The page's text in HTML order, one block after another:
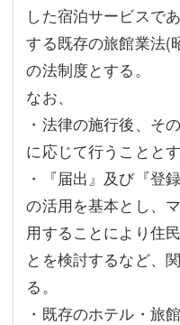
した宿泊サービスで
する既存の旅館業法(
の法制度とする。
なお、
・法律の施行後、そ
に応じて行うこととす
・『届出』及び『登
の活用を基本とし、
用することにより住
とを検討するなど、
る。
・既存のホテル・旅